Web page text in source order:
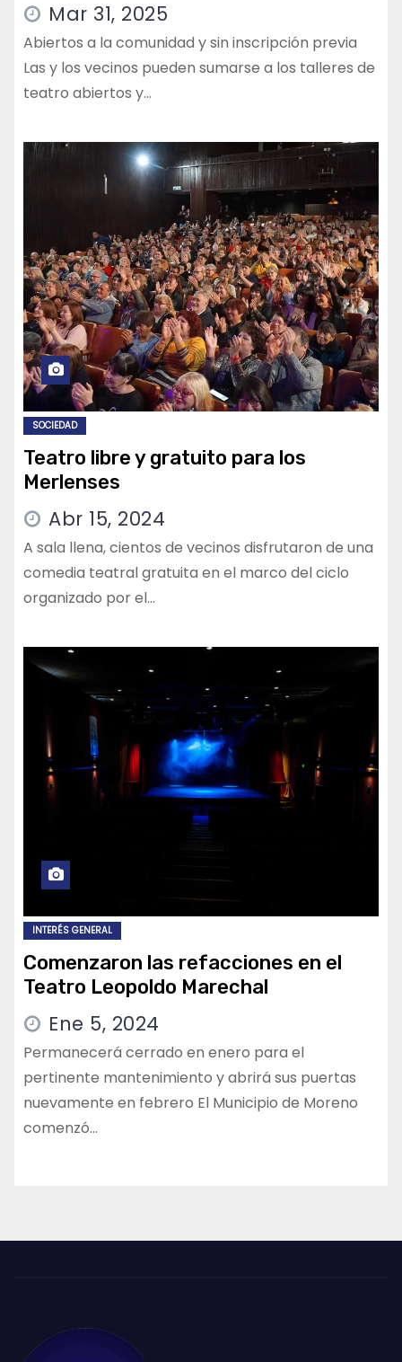
Mar 31, 2025
Abiertos a la comunidad y sin inscripción previa
Las y los vecinos pueden sumarse a los talleres de
teatro abiertos y…
SOCIEDAD
Teatro libre y gratuito para los
Merlenses
Abr 15, 2024
A sala llena, cientos de vecinos disfrutaron de una
comedia teatral gratuita en el marco del ciclo
organizado por el…
INTERÉS GENERAL
Comenzaron las refacciones en el
Teatro Leopoldo Marechal
Ene 5, 2024
Permanecerá cerrado en enero para el
pertinente mantenimiento y abrirá sus puertas
nuevamente en febrero El Municipio de Moreno
comenzó…